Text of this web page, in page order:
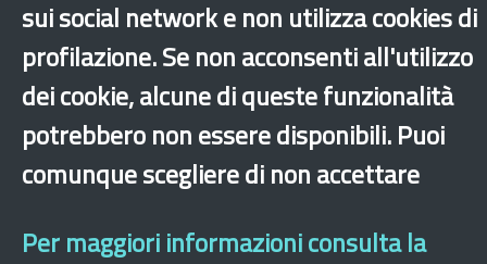
›×
sui social network e non utilizza cookies di
profilazione. Se non acconsenti all'utilizzo
dei cookie, alcune di queste funzionalità
potrebbero non essere disponibili. Puoi
comunque scegliere di non accettare
Per maggiori informazioni consulta la
Dichiarazione di accessibilità Mappa del sito Legal & Privacy
Contatti